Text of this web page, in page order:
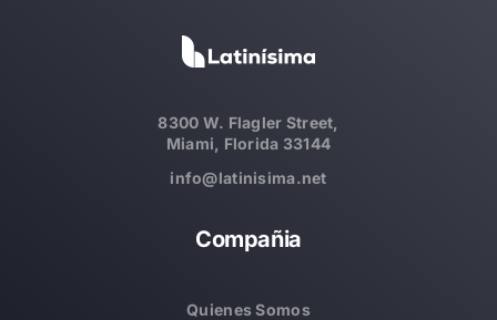
8300 W. Flagler Street,
Miami, Florida 33144
info@latinisima.net
Compañia
Quienes Somos